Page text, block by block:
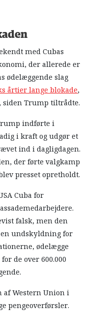
med Cubas
der allerede er
ødelæggende slag
årtier lange blokade,
siden Trump tiltrådte.
indførte i
i kraft og udgør et
ind i dagligdagen.
der førte valgkamp
presset opretholdt.
Cuba for
falsk, men den
undskyldning for
ødelægge
de over 600.000
Western Union i
pengeoverførsler.